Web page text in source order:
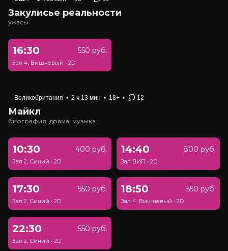
Закулисье реальности
ужасы
16:30 550 руб.
Зал 4, Вишневый • 2D
Великобритания • 2 ч 13 мин • 18+ • 12
Майкл
биография, драма, музыка
10:30 400 руб.
Зал 2, Синий • 2D
14:40 800 руб.
Зал ВИП • 2D
17:30 550 руб.
Зал 2, Синий • 2D
18:50 550 руб.
Зал 4, Вишневый • 2D
22:30 550 руб.
Зал 2, Синий • 2D